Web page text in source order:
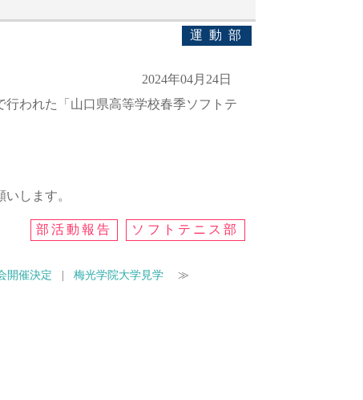
運動部
2024年04月24日
われた「山口県高等学校春季ソフトテ
します。
部活動報告 ソフトテニス部
開催決定 |梅光学院大学見学 ≫